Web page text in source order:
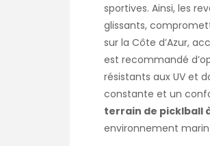
sportives. Ainsi, les
glissants,
sur la Côte d’Azur,
est recommandé
résistants aux UV et
constante et un
terrain de picklball
environnement